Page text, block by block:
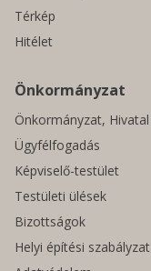
Térkép
Hitélet
Önkormányzat
Önkormányzat, Hivatal
Ügyfélfogadás
Képviselő-testület
Testületi ülések
Bizottságok
Helyi építési szabályzat